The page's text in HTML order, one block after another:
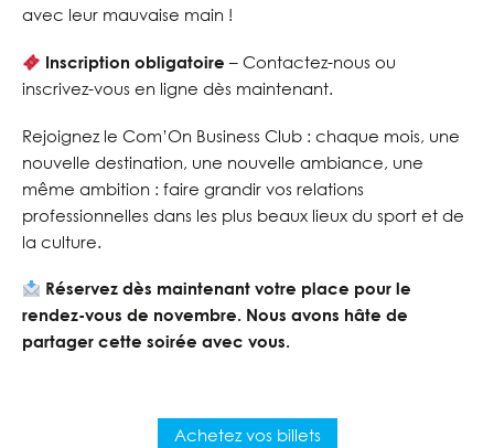
avec leur mauvaise main !
Inscription obligatoire – Contactez-nous ou
inscrivez-vous en ligne dès maintenant.
Rejoignez le Com’On Business Club : chaque mois, une
nouvelle destination, une nouvelle ambiance, une
même ambition : faire grandir vos relations
professionnelles dans les plus beaux lieux du sport et de
la culture.
Réservez dès maintenant votre place pour le
rendez-vous de novembre. Nous avons hâte de
partager cette soirée avec vous.
Achetez vos billets